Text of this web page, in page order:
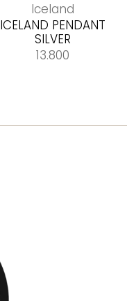
Iceland
ICELAND PENDANT
SILVER
13.800